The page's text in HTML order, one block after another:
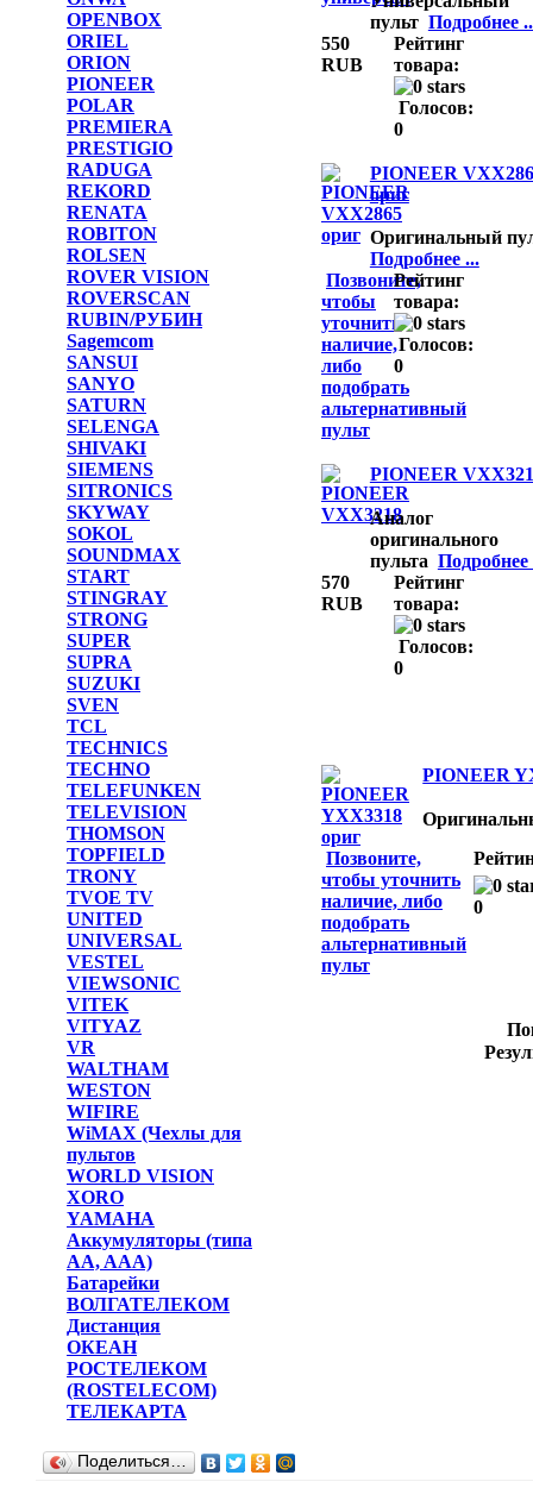
OPENBOX
ORIEL
ORION
PIONEER
POLAR
PREMIERA
PRESTIGIO
RADUGA
REKORD
RENATA
ROBITON
ROLSEN
ROVER VISION
ROVERSCAN
RUBIN/РУБИН
Sagemcom
SANSUI
SANYO
SATURN
SELENGA
SHIVAKI
SIEMENS
SITRONICS
SKYWAY
SOKOL
SOUNDMAX
START
STINGRAY
STRONG
SUPER
SUPRA
SUZUKI
SVEN
TCL
TECHNICS
TECHNO
TELEFUNKEN
TELEVISION
THOMSON
TOPFIELD
TRONY
TVOE TV
UNITED
UNIVERSAL
VESTEL
VIEWSONIC
VITEK
VITYAZ
VR
WALTHAM
WESTON
WIFIRE
WiMAX (Чехлы для
пультов
WORLD VISION
XORO
YAMAHA
Аккумуляторы (типа
AA, AAA)
Батарейки
ВОЛГАТЕЛЕКОМ
Дистанция
ОКЕАН
РОСТЕЛЕКОМ
(ROSTELECOM)
ТЕЛЕКАРТА
пульт Подробнее
550
RUB
Рейтинг
товара:
Голосов:
0
PIONEER
ориг
Оригинальный
Подробнее ...
Позвоните,
чтобы
уточнить
наличие,
либо
подобрать
альтернативный
пульт
Рейтинг
товара:
Голосов:
0
PIONEER
Аналог
оригинального
пульта Подробнее
570
RUB
Рейтинг
товара:
Голосов:
0
PIONEER
Позвоните,
чтобы уточнить
наличие, либо
подобрать
альтернативный
пульт
0
Поделиться…